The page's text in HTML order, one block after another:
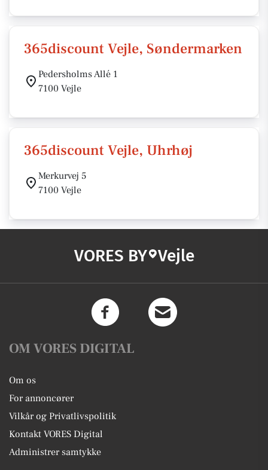
365discount Vejle, Søndermarken
Pedersholms Allé 1
7100 Vejle
365discount Vejle, Uhrhøj
Merkurvej 5
7100 Vejle
VORES BY Vejle
OM VORES DIGITAL
Om os
For annoncører
Vilkår og Privatlivspolitik
Kontakt VORES Digital
Administrer samtykke